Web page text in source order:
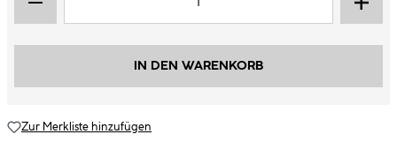
IN DEN WARENKORB
Zur Merkliste hinzufügen